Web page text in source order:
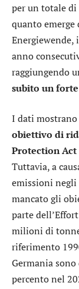
per un totale
quanto
anno
raggiungendo
subito un
I dati mostrano
obiettivo di
Protection Act
Tuttavia, a
emissioni negli
mancato gli
parte
milioni di
riferimento
Germania
percento nel